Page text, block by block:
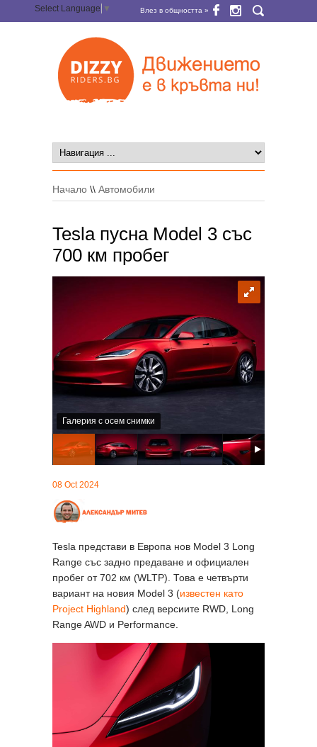
Select Language ▼ Влез в общността »
Начало \\ Автомобили
Tesla пусна Model 3 със
700 км пробег
Галерия с осем снимки
08 Oct 2024
Tesla представи в Европа нов Model 3 Long
Range със задно предаване и официален
пробег от 702 км (WLTP). Това е четвърти
вариант на новия Model 3 (известен като
Project Highland) след версиите RWD, Long
Range AWD и Performance.